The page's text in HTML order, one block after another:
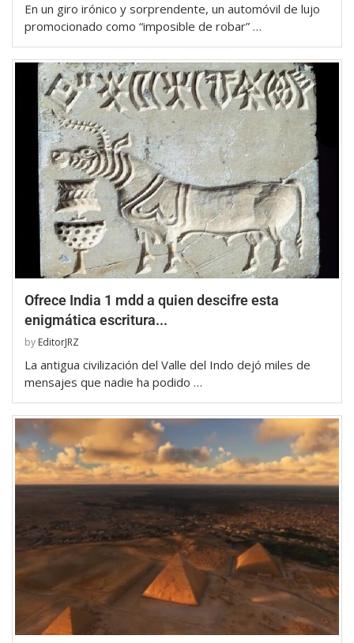
En un giro irónico y sorprendente, un automóvil de lujo
promocionado como “imposible de robar” …
Ofrece India 1 mdd a quien descifre esta
enigmática escritura...
by EditorJRZ
La antigua civilización del Valle del Indo dejó miles de
mensajes que nadie ha podido …